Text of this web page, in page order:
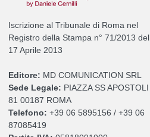
Iscrizione al Tribunale di Roma nel
Registro della Stampa n° 71/2013 del
17 Aprile 2013
Editore: MD COMUNICATION SRL
Sede Legale: PIAZZA SS APOSTOLI
81 00187 ROMA
Telefono: +39 06 5895156 / +39 06
87085419